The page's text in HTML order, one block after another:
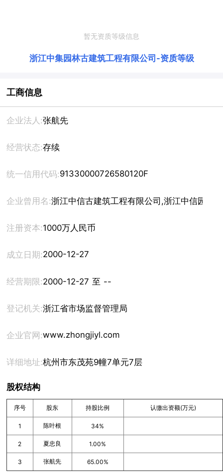
暂无资质等级信息
浙江中集园林古建筑工程有限公司 -资质等级
工商信息
企业法人:张航先
经营状态:存续
统一信用代码:91330000726580120F
企业曾用名:浙江中信古建筑工程有限公司,浙江中信园林
注册资本:1000万人民币
成立日期:2000-12-27
经营期限: 2000-12-27 至 --
登记机关:浙江省市场监督管理局
企业官网:www.zhongjiyl.com
详细地址:杭州市东茂苑9幢7单元7层
股权结构
序号 股东 持股比例 认缴出资额(万元)
1 陈叶根 34%
2 夏忠良 1.00%
3 张航先 65.00%